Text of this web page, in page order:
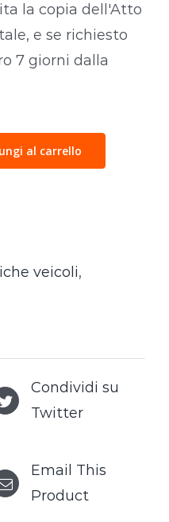
la copia dell'Atto
e se richiesto
7 giorni dalla
al carrello
veicoli,
Condividi su
Twitter
Email This
Product